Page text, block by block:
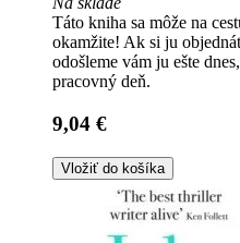
Táto kniha sa môže na
okamžite! Ak si ju
odošleme vám ju ešte
pracovný deň.
9,04 €
Vložiť do košíka